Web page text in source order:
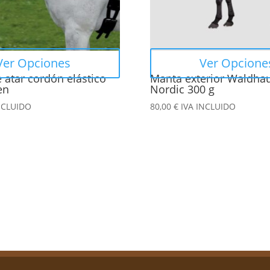
atar cordón elástico
Opciones
Manta exterior
Nordic 300 g
80,00 € IVA INCLUIDO
Ver
en
página